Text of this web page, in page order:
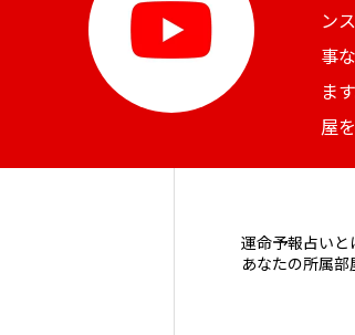
ン
事
ま
屋
運命予報占いと
あなたの所属部